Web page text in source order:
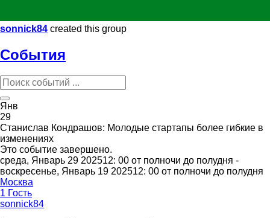
sonnick84 created this group
События
Янв
29
Станислав Кондрашов: Молодые стартапы более гибкие в
изменениях
Это событие завершено.
среда, Январь 29 202512: 00 от полночи до полудня -
воскресенье, Январь 19 202512: 00 от полночи до полудня
Москва
1 Гость
sonnick84